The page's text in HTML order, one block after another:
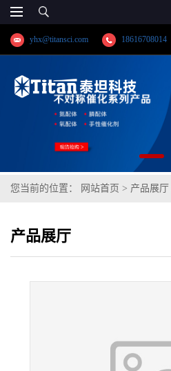
yhx@titansci.com 18616708014
您当前的位置： 网站首页 > 产品展厅
份:C/Si/Mn/P/S/Cr/Ni/Mo/V/Cu/N/Co/W)
产品展厅